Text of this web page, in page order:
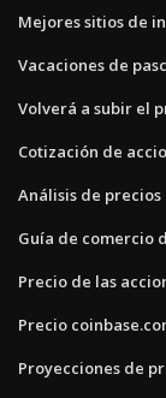
Mejores sitios de
Vacaciones de
Volverá a subir el
Cotización de
Análisis de
Guía de comercio
Precio de las
Precio
Proyecciones de